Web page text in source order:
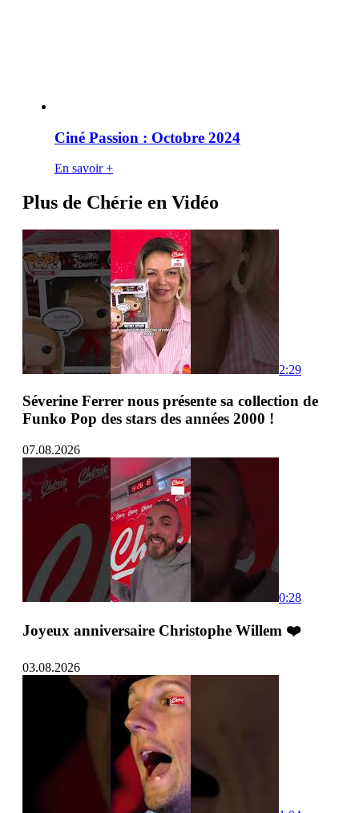
Ciné Passion : Octobre 2024
En savoir +
Plus de Chérie en Vidéo
2:29
Séverine Ferrer nous présente sa collection de
Funko Pop des stars des années 2000 !
07.08.2026
0:28
Joyeux anniversaire Christophe Willem ❤️
03.08.2026